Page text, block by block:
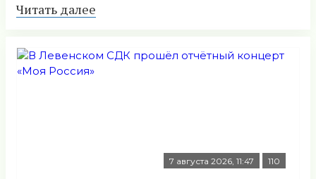
Читать далее
7 августа 2026, 11:47 110